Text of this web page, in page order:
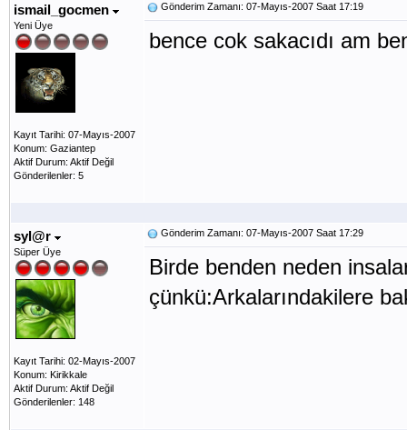
ismail_gocmen
Yeni Üye
Kayıt Tarihi: 07-Mayıs-2007
Konum: Gaziantep
Aktif Durum: Aktif Değil
Gönderilenler: 5
Gönderim Zamanı: 07-Mayıs-2007 Saat 17:19
bence cok sakacıdı am
syl@r
Süper Üye
Kayıt Tarihi: 02-Mayıs-2007
Konum: Kirikkale
Aktif Durum: Aktif Değil
Gönderilenler: 148
Gönderim Zamanı: 07-Mayıs-2007 Saat 17:29
Birde benden neden
çünkü:Arkalarındakilere